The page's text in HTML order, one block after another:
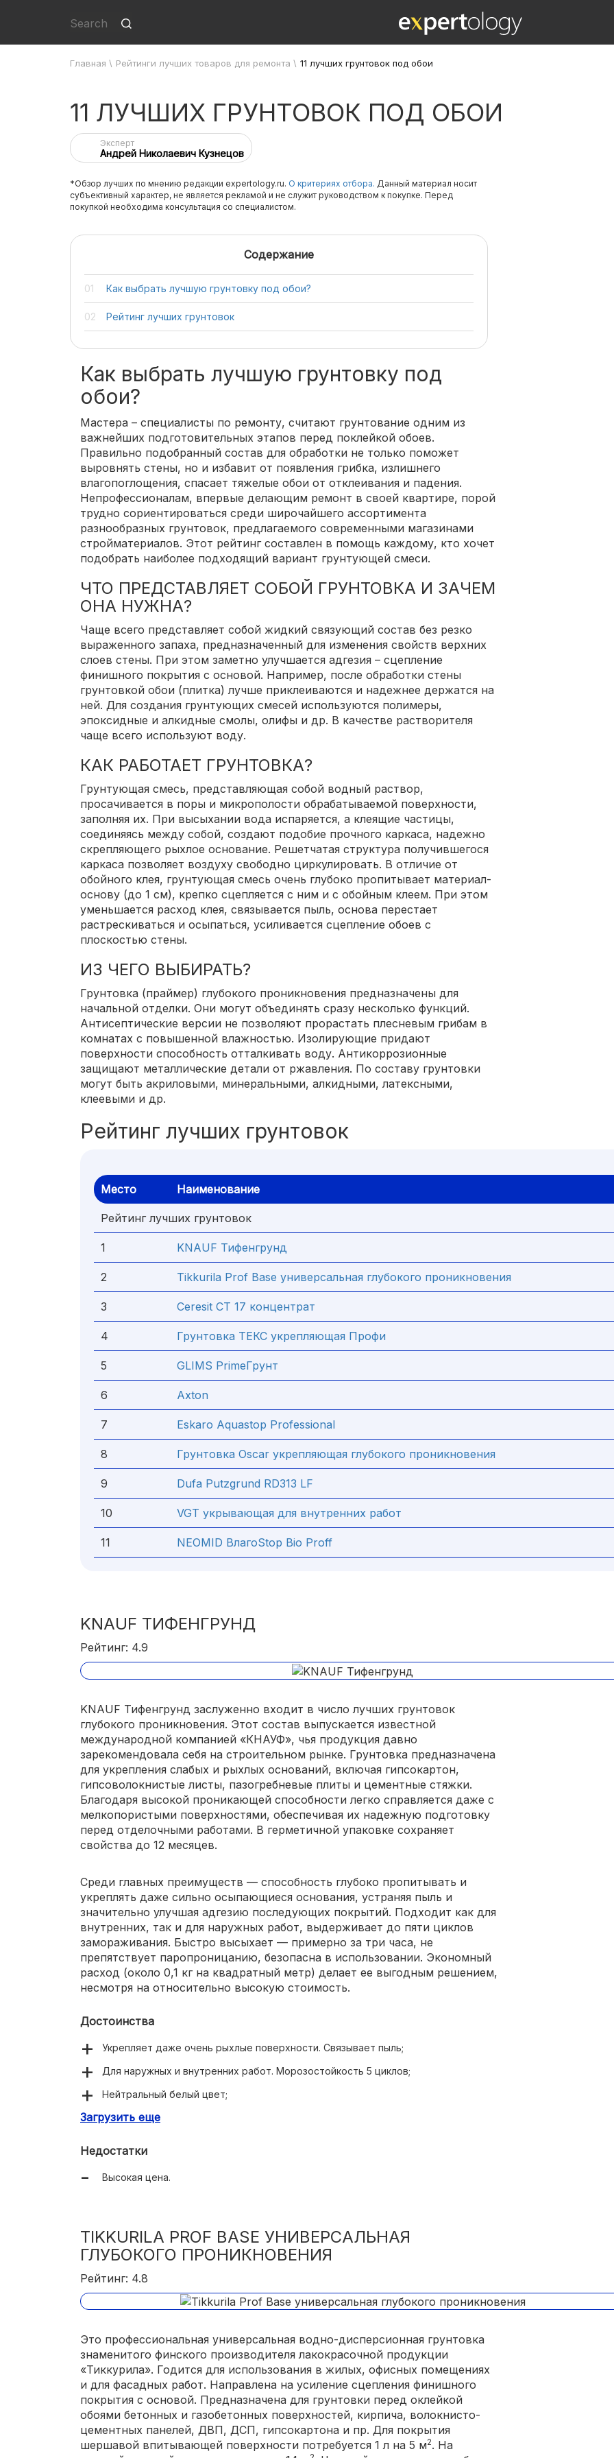
Главная \ Рейтинги лучших товаров для ремонта \ 11 лучших грунтовок под обои
11 ЛУЧШИХ ГРУНТОВОК ПОД ОБОИ
Эксперт
Андрей Николаевич Кузнецов
*Обзор лучших по мнению редакции expertology.ru. О критериях отбора. Данный материал носит
субъективный характер, не является рекламой и не служит руководством к покупке. Перед
покупкой необходима консультация со специалистом.
Содержание
Как выбрать лучшую грунтовку под обои?
Рейтинг лучших грунтовок
Как выбрать лучшую грунтовку под
обои?
Мастера – специалисты по ремонту, считают грунтование одним из
важнейших подготовительных этапов перед поклейкой обоев.
Правильно подобранный состав для обработки не только поможет
выровнять стены, но и избавит от появления грибка, излишнего
влагопоглощения, спасает тяжелые обои от отклеивания и падения.
Непрофессионалам, впервые делающим ремонт в своей квартире, порой
трудно сориентироваться среди широчайшего ассортимента
разнообразных грунтовок, предлагаемого современными магазинами
стройматериалов. Этот рейтинг составлен в помощь каждому, кто хочет
подобрать наиболее подходящий вариант грунтующей смеси.
ЧТО ПРЕДСТАВЛЯЕТ СОБОЙ ГРУНТОВКА И ЗАЧЕМ
ОНА НУЖНА?
Чаще всего представляет собой жидкий связующий состав без резко
выраженного запаха, предназначенный для изменения свойств верхних
слоев стены. При этом заметно улучшается адгезия – сцепление
финишного покрытия с основой. Например, после обработки стены
грунтовкой обои (плитка) лучше приклеиваются и надежнее держатся на
ней. Для создания грунтующих смесей используются полимеры,
эпоксидные и алкидные смолы, олифы и др. В качестве растворителя
чаще всего используют воду.
КАК РАБОТАЕТ ГРУНТОВКА?
Грунтующая смесь, представляющая собой водный раствор,
просачивается в поры и микрополости обрабатываемой поверхности,
заполняя их. При высыхании вода испаряется, а клеящие частицы,
соединяясь между собой, создают подобие прочного каркаса, надежно
скрепляющего рыхлое основание. Решетчатая структура получившегося
каркаса позволяет воздуху свободно циркулировать. В отличие от
обойного клея, грунтующая смесь очень глубоко пропитывает материал-
основу (до 1 см), крепко сцепляется с ним и с обойным клеем. При этом
уменьшается расход клея, связывается пыль, основа перестает
растрескиваться и осыпаться, усиливается сцепление обоев с
плоскостью стены.
ИЗ ЧЕГО ВЫБИРАТЬ?
Грунтовка (праймер) глубокого проникновения предназначены для
начальной отделки. Они могут объединять сразу несколько функций.
Антисептические версии не позволяют прорастать плесневым грибам в
комнатах с повышенной влажностью. Изолирующие придают
поверхности способность отталкивать воду. Антикоррозионные
защищают металлические детали от ржавления. По составу грунтовки
могут быть акриловыми, минеральными, алкидными, латексными,
клеевыми и др.
Рейтинг лучших грунтовок
Место Наименование
Рейтинг лучших грунтовок
1 KNAUF Тифенгрунд
2 Tikkurila Prof Base универсальная глубокого проникновения
3 Ceresit CT 17 концентрат
4 Грунтовка ТЕКС укрепляющая Профи
5 GLIMS PrimeГрунт
6 Axton
7 Eskaro Aquastop Professional
8 Грунтовка Oscar укрепляющая глубокого проникновения
9 Dufa Putzgrund RD313 LF
10 VGT укрывающая для внутренних работ
11 NEOMID ВлагоStop Bio Proff
KNAUF ТИФЕНГРУНД
Рейтинг: 4.9
KNAUF Тифенгрунд заслуженно входит в число лучших грунтовок
глубокого проникновения. Этот состав выпускается известной
международной компанией «КНАУФ», чья продукция давно
зарекомендовала себя на строительном рынке. Грунтовка предназначена
для укрепления слабых и рыхлых оснований, включая гипсокартон,
гипсоволокнистые листы, пазогребневые плиты и цементные стяжки.
Благодаря высокой проникающей способности легко справляется даже с
мелкопористыми поверхностями, обеспечивая их надежную подготовку
перед отделочными работами. В герметичной упаковке сохраняет
свойства до 12 месяцев.
Среди главных преимуществ — способность глубоко пропитывать и
укреплять даже сильно осыпающиеся основания, устраняя пыль и
значительно улучшая адгезию последующих покрытий. Подходит как для
внутренних, так и для наружных работ, выдерживает до пяти циклов
замораживания. Быстро высыхает — примерно за три часа, не
препятствует паропроницанию, безопасна в использовании. Экономный
расход (около 0,1 кг на квадратный метр) делает ее выгодным решением,
несмотря на относительно высокую стоимость.
Достоинства
Укрепляет даже очень рыхлые поверхности. Связывает пыль;
Для наружных и внутренних работ. Морозостойкость 5 циклов;
Нейтральный белый цвет;
Усиливает адгезию;
Экономичный расход ( 0,1 кг/1 м2).
Загрузить еще
Недостатки
Высокая цена.
TIKKURILA PROF BASE УНИВЕРСАЛЬНАЯ
ГЛУБОКОГО ПРОНИКНОВЕНИЯ
Рейтинг: 4.8
Это профессиональная универсальная водно-дисперсионная грунтовка
знаменитого финского производителя лакокрасочной продукции
«Тиккурила». Годится для использования в жилых, офисных помещениях
и для фасадных работ. Направлена на усиление сцепления финишного
покрытия с основой. Предназначена для грунтовки перед оклейкой
обоями бетонных и газобетонных поверхностей, кирпича, волокнисто-
цементных панелей, ДВП, ДСП, гипсокартона и пр. Для покрытия
шершавой впитывающей поверхности потребуется 1 л на 5 м2. На